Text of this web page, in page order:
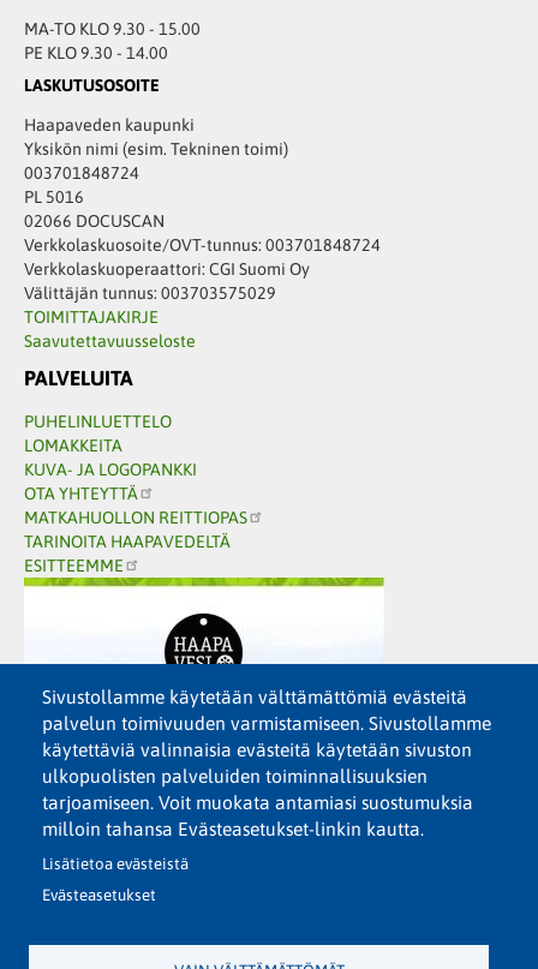
Sivustollamme käytetään välttämättömiä evästeitä
palvelun toimivuuden varmistamiseen. Sivustollamme
käytettäviä valinnaisia evästeitä käytetään sivuston
ulkopuolisten palveluiden toiminnallisuuksien
tarjoamiseen. Voit muokata antamiasi suostumuksia
milloin tahansa Evästeasetukset-linkin kautta.
Lisätietoa evästeistä
Evästeasetukset
MA-TO KLO 9.30 - 15.00
PE KLO 9.30 - 14.00
LASKUTUSOSOITE
Haapaveden kaupunki
Yksikön nimi (esim. Tekninen toimi)
003701848724
PL 5016
02066 DOCUSCAN
Verkkolaskuosoite/OVT-tunnus: 003701848724
Verkkolaskuoperaattori: CGI Suomi Oy
Välittäjän tunnus: 003703575029
TOIMITTAJAKIRJE
Saavutettavuusseloste
PALVELUITA
PUHELINLUETTELO
LOMAKKEITA
KUVA- JA LOGOPANKKI
OTA YHTEYTTÄ
MATKAHUOLLON REITTIOPAS
TARINOITA HAAPAVEDELTÄ
ESITTEEMME